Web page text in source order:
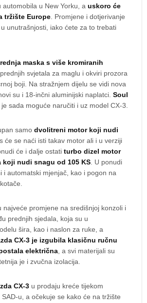
automobila u New Yorku, a uskoro će
tržište Europe. Promjene i dotjerivanje
unutrašnjosti, iako ćete za to trebati
maska s više kromiranih
svjetala za maglu i okviri prozora
boji. Na stražnjem dijelu se vidi nova
su i 18-inčni aluminijski naplatci. Soul
je sada moguće naručiti i uz model CX-3.
samo dvolitreni motor koji nudi
će se naći isti takav motor ali i u verziji
će i dalje ostati turbo dizel motor
koji nudi snagu od 105 KS. U ponudi
i automatski mjenjač, kao i pogon na
najveće promjene na središnjoj konzoli i
prednjih sjedala, koja su u
šira, kao i naslon za ruke, a
CX-3 je izgubila klasičnu ručnu
električna, a svi materijali su
je i zvučna izolacija.
CX-3 u prodaju kreće tijekom
u, a očekuje se kako će na tržište